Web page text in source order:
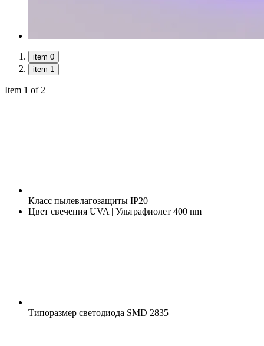
item 0
item 1
Item 1 of 2
Класс пылевлагозащиты IP20
Цвет свечения UVA | Ультрафиолет 400 nm
Типоразмер светодиода SMD 2835